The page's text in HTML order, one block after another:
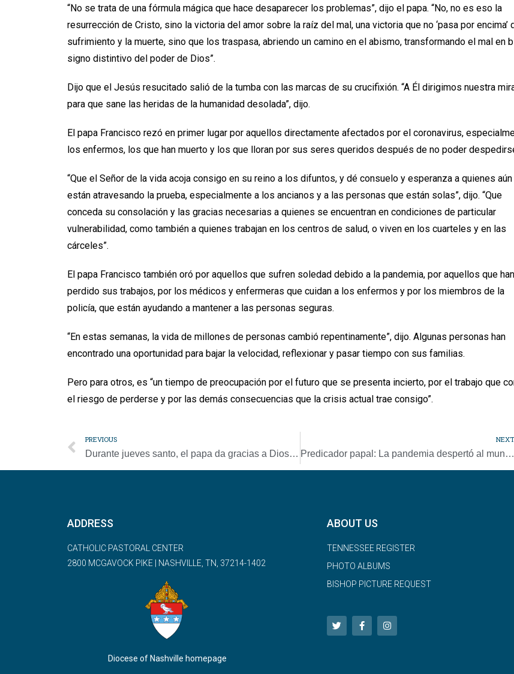
“No se trata de una fórmula mágica que hace desaparecer los problemas”, dijo el papa. “No, no es eso la
resurrección de Cristo, sino la victoria del amor sobre la raíz del mal, una victoria que no ‘pasa por encima’
sufrimiento y la muerte, sino que los traspasa, abriendo un camino en el abismo, transformando el mal en
signo distintivo del poder de Dios”.
Dijo que el Jesús resucitado salió de la tumba con las marcas de su crucifixión. “A Él dirigimos nuestra
para que sane las heridas de la humanidad desolada”, dijo.
El papa Francisco rezó en primer lugar por aquellos directamente afectados por el coronavirus,
los enfermos, los que han muerto y los que lloran por sus seres queridos después de no poder
“Que el Señor de la vida acoja consigo en su reino a los difuntos, y dé consuelo y esperanza a quienes aún
están atravesando la prueba, especialmente a los ancianos y a las personas que están solas”, dijo. “Que
conceda su consolación y las gracias necesarias a quienes se encuentran en condiciones de particular
vulnerabilidad, como también a quienes trabajan en los centros de salud, o viven en los cuarteles y en las
cárceles”.
El papa Francisco también oró por aquellos que sufren soledad debido a la pandemia, por aquellos que han
perdido sus trabajos, por los médicos y enfermeras que cuidan a los enfermos y por los miembros de la
policía, que están ayudando a mantener a las personas seguras.
“En estas semanas, la vida de millones de personas cambió repentinamente”, dijo. Algunas personas han
encontrado una oportunidad para bajar la velocidad, reflexionar y pasar tiempo con sus familias.
Pero para otros, es “un tiempo de preocupación por el futuro que se presenta incierto, por el trabajo que
el riesgo de perderse y por las demás consecuencias que la crisis actual trae consigo”.
PREVIOUS
Durante jueves santo, el papa da gracias a Dios por sacerdotes del mundo
NEXT
Predicador papal: La pandemia despertó al mundo del delirio de la omnipotencia
ADDRESS
CATHOLIC PASTORAL CENTER
2800 MCGAVOCK PIKE | NASHVILLE, TN, 37214-1402
Diocese of Nashville homepage
ABOUT US
TENNESSEE REGISTER
PHOTO ALBUMS
BISHOP PICTURE REQUEST